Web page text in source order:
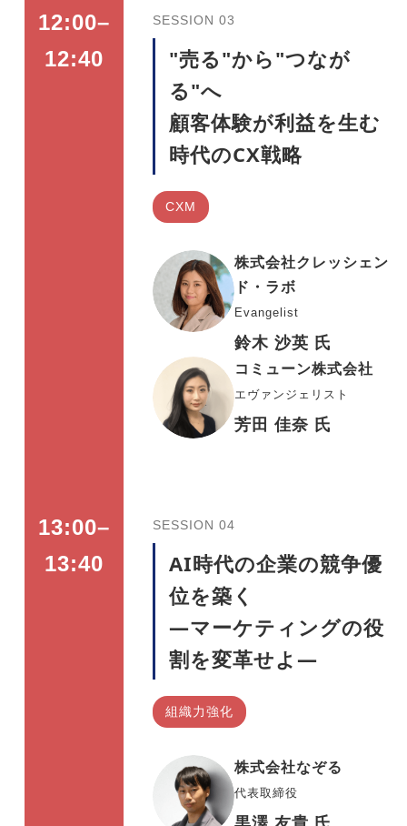
12:00–
12:40
SESSION 03
"売る"から"つなが
る"へ
顧客体験が利益を生む
時代のCX戦略
CXM
株式会社クレッシェン
ド・ラボ
Evangelist
鈴木 沙英 氏
コミューン株式会社
エヴァンジェリスト
芳田 佳奈 氏
13:00–
13:40
SESSION 04
AI時代の企業の競争優
位を築く
―マーケティングの役
割を変革せよ―
組織力強化
株式会社なぞる
代表取締役